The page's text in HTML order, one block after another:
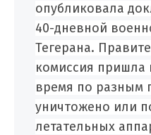
опубликовала
40-дневной
Тегерана.
комиссия пришла
время по разным
уничтожено или
летательных